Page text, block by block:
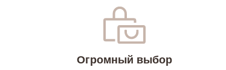
Огромный выбор